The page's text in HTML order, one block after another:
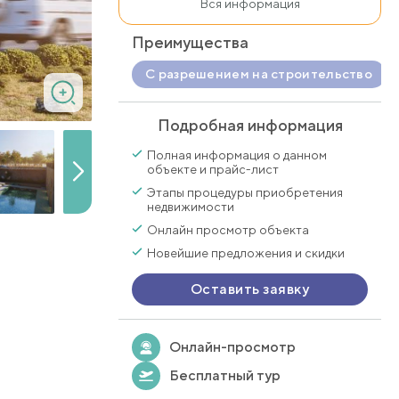
Вся информация
Преимущества
С разрешением на строительство
Подробная информация
Полная информация о данном
объекте и прайс-лист
Этапы процедуры приобретения
недвижимости
Онлайн просмотр объекта
Новейшие предложения и скидки
Оставить заявку
Онлайн-просмотр
Бесплатный тур